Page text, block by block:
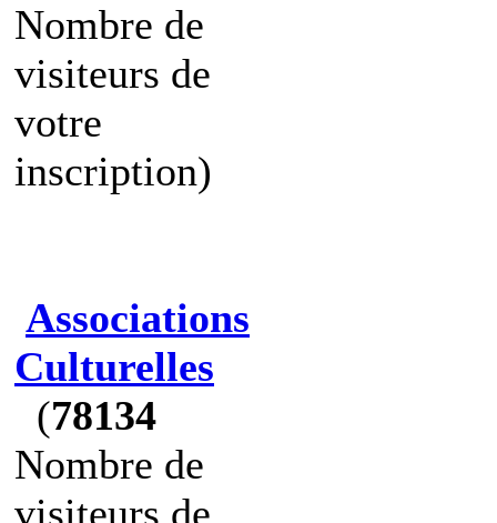
Nombre de
visiteurs de
votre
inscription)
Associations
Culturelles
(78134
Nombre de
visiteurs de